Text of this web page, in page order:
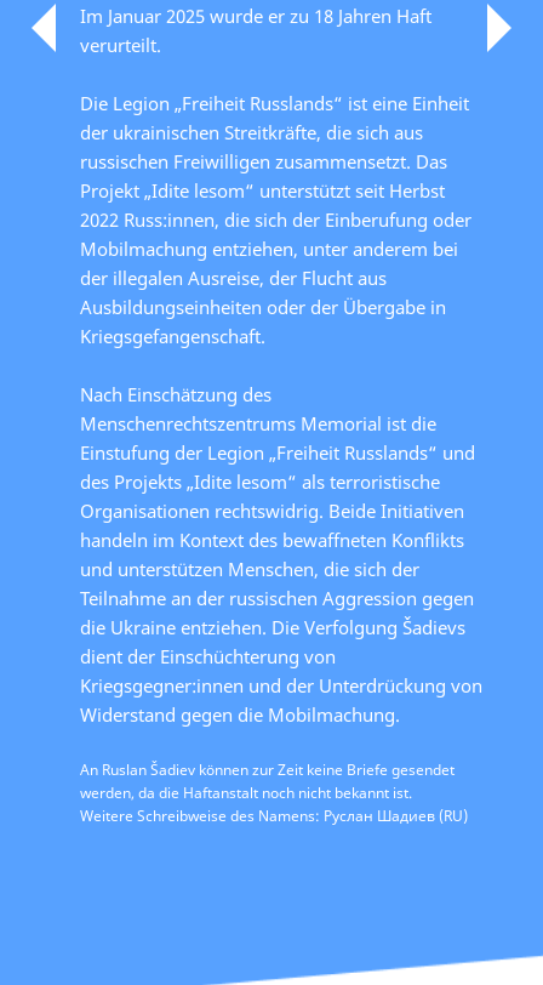
Im Januar 2025 wurde er zu 18 Jahren Haft
verurteilt.
Die Legion „Freiheit Russlands“ ist eine Einheit
der ukrainischen Streitkräfte, die sich aus
russischen Freiwilligen zusammensetzt. Das
Projekt „Idite lesom“ unterstützt seit Herbst
2022 Russ:innen, die sich der Einberufung oder
Mobilmachung entziehen, unter anderem bei
der illegalen Ausreise, der Flucht aus
Ausbildungseinheiten oder der Übergabe in
Kriegsgefangenschaft.
Nach Einschätzung des
Menschenrechtszentrums Memorial ist die
Einstufung der Legion „Freiheit Russlands“ und
des Projekts „Idite lesom“ als terroristische
Organisationen rechtswidrig. Beide Initiativen
handeln im Kontext des bewaffneten Konflikts
und unterstützen Menschen, die sich der
Teilnahme an der russischen Aggression gegen
die Ukraine entziehen. Die Verfolgung Šadievs
dient der Einschüchterung von
Kriegsgegner:innen und der Unterdrückung von
Widerstand gegen die Mobilmachung.
An Ruslan Šadiev können zur Zeit keine Briefe gesendet
werden, da die Haftanstalt noch nicht bekannt ist.
Weitere Schreibweise des Namens: Руслан Шадиев (RU)